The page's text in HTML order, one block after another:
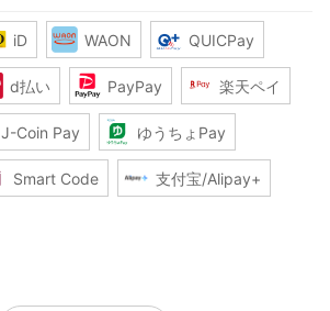
iD WAON QUICPay
d払い PayPay 楽天ペイ
J-Coin Pay ゆうちょPay
Smart Code 支付宝/Alipay+